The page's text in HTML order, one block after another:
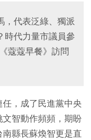
，代表泛綠、獨派
時代力量市議員參
蔻蔻早餐》訪問
，成了民進黨中央
智動作頻頻，期盼
縣長蘇煥智更是直